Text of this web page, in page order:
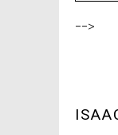
-->